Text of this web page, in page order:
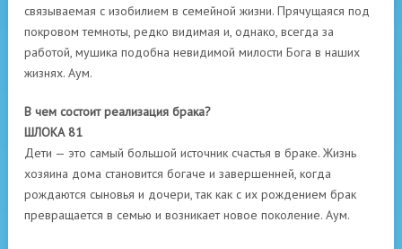
связываемая с изобилием в семейной жизни. Прячущаяся под
покровом темноты, редко видимая и, однако, всегда за
работой, мушика подобна невидимой милости Бога в наших
жизнях. Аум.
В чем состоит реализация брака?
ШЛОКА 81
Дети — это самый большой источник счастья в браке. Жизнь
хозяина дома становится богаче и завершенней, когда
рождаются сыновья и дочери, так как с их рождением брак
превращается в семью и возникает новое поколение. Аум.